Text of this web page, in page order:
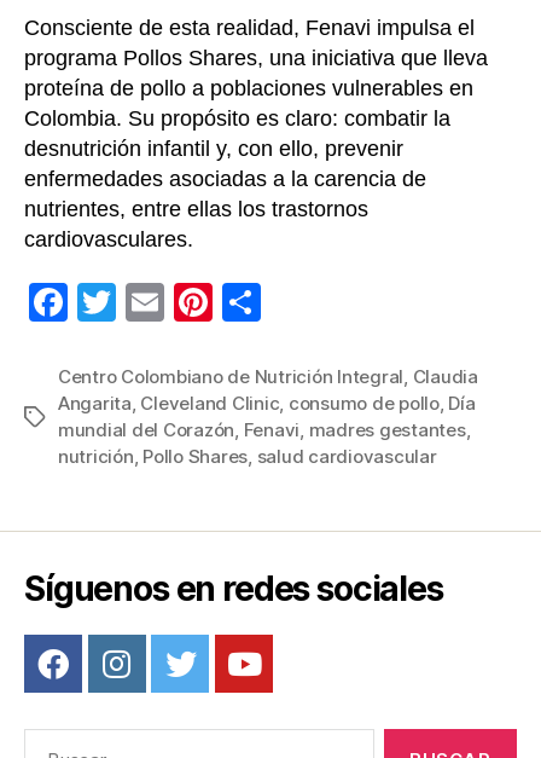
Consciente de esta realidad, Fenavi impulsa el
programa Pollos Shares, una iniciativa que lleva
proteína de pollo a poblaciones vulnerables en
Colombia. Su propósito es claro: combatir la
desnutrición infantil y, con ello, prevenir
enfermedades asociadas a la carencia de
nutrientes, entre ellas los trastornos
cardiovasculares.
F
c
e
b
o
k
T
tt
er
E
ail
Pi
er
e
st
m
p
ar
Etiquetas
Centro Colombiano de Nutrición Integral, Claudia
Angarita, Cleveland Clinic, consumo de pollo, Día
mundial del Corazón, Fenavi, madres gestantes,
nutrición, Pollo Shares, salud cardiovascular
Síguenos en redes sociales